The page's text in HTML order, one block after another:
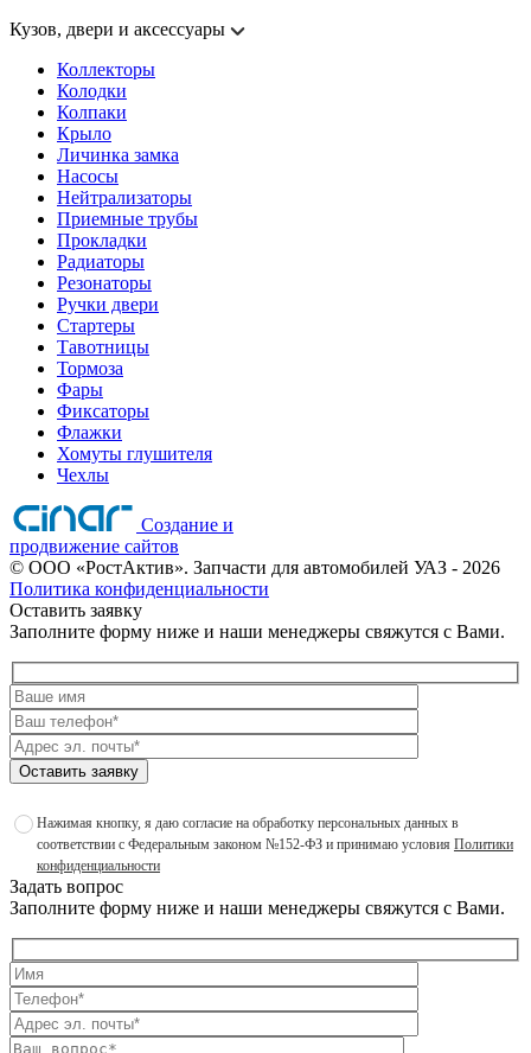
Кузов, двери и аксессуары
Коллекторы
Колодки
Колпаки
Крыло
Личинка замка
Насосы
Нейтрализаторы
Приемные трубы
Прокладки
Радиаторы
Резонаторы
Ручки двери
Стартеры
Тавотницы
Тормоза
Фары
Фиксаторы
Флажки
Хомуты глушителя
Чехлы
Создание и
продвижение сайтов
© ООО «РостАктив». Запчасти для автомобилей УАЗ - 2026
Политика конфиденциальности
Оставить заявку
Заполните форму ниже и наши менеджеры свяжутся с Вами.
Оставить заявку
Нажимая кнопку, я даю согласие на обработку персональных данных в
соответствии с Федеральным законом №152-ФЗ и принимаю условия Политики
конфиденциальности
Задать вопрос
Заполните форму ниже и наши менеджеры свяжутся с Вами.